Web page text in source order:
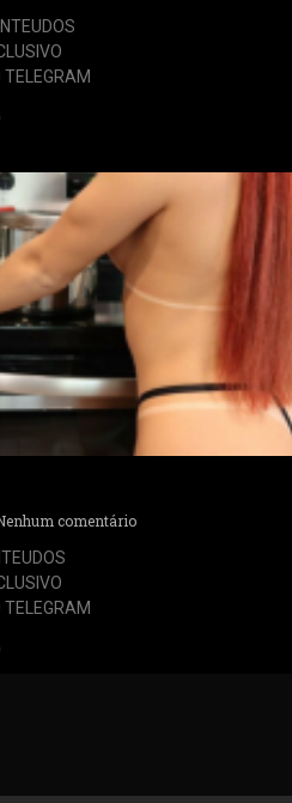
TELEGRAM
comentário
TELEGRAM